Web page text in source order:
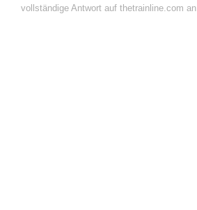
vollständige Antwort auf thetrainline.com an